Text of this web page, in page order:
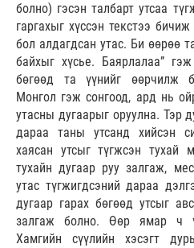
болно) гэсэн талбарт утсаа
гаргахыг хүссэн текстээ
бол алдагдсан утас. Би өөрөө
байхыг хүсье. Баярлалаа”
бөгөөд та үүнийг өөрчилж
Монгол гэж сонгоод, ард нь
утасны дугаарыг оруулна. Тэр
дараа таны утсанд хийсэн
хаясан утсыг түгжсэн
тухайн дугаар руу залгаж,
утас түгжигдсэний дараа
дугаар гарах бөгөөд утсыг
залгаж болно. Өөр ямар ч
Хамгийн сүүлийн хэсэгт